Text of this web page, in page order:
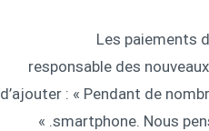
« Les
responsable des
d’ajouter : « Pendant de
smartphone. Nous